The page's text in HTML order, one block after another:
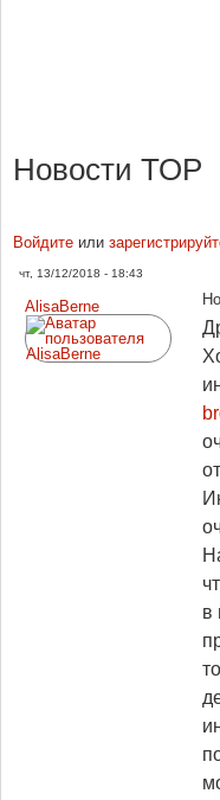
Новости ТОР
Войдите или
чт, 13/12/2018 - 18:43
AlisaBerne
в